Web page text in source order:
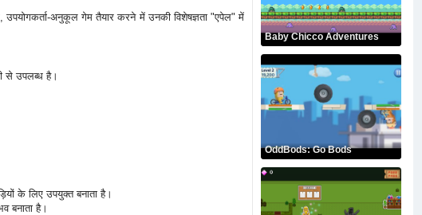
उपयोगकर्ता-अनुकूल गेम तैयार करने में उनकी विशेषज्ञता "एपेल" में
से उपलब्ध है।
के लिए उपयुक्त बनाता है।
बनाता है।
Baby Chicco Adventures
OddBods: Go Bods